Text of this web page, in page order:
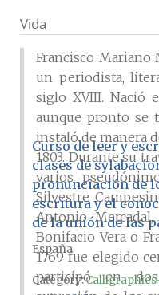
Vida
Francisco Mariano
un periodista,
siglo XVIII. Nació
aunque pronto se
instaló de manera
1803. Durante su
varios
Silvestre
Antonio
Bonifacio Vera o
1769 fue elegido
participó en
Curso de leer y
clases de
pronunciación de
escritura y el
de la unión de las
España
Category: